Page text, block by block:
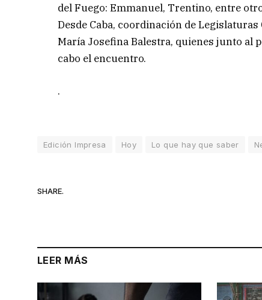
del Fuego: Emmanuel, Trentino, entre
Desde Caba, coordinación de
María Josefina Balestra, quienes junto al
cabo el encuentro.
.
Edición Impresa Hoy Lo que hay que saber
SHARE.
LEER MÁS